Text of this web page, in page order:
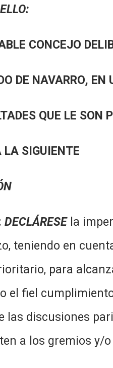
CONCEJO
DE NAVARRO, EN
QUE LE SON
LA SIGUIENTE
DECLÁRESEla
teniendo en
para
el fiel
las discusiones
a los gremios y/